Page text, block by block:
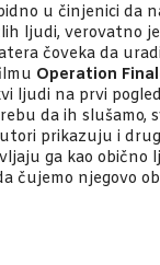
u činjenici da
ljudi, verovatno
čoveka da
Operation
ljudi na prvi
da ih slušamo,
prikazuju i
ga kao obično
čujemo njegovo